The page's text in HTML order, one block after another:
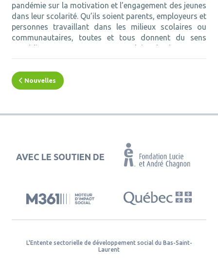
pandémie sur la motivation et l’engagement des jeunes
dans leur scolarité. Qu’ils soient parents, employeurs et
personnes travaillant dans les milieux scolaires ou
communautaires, toutes et tous donnent du sens
quotidiennement au parcours scolaire des jeunes par
leurs gestes, mots et conseils. Sens
comme orientation
en termes de
sentiment affectifs
pour la persévérance et la réussite éducative des
jeunes.
Nouvelles
AVEC LE SOUTIEN DE
L'Entente sectorielle de développement social du Bas-Saint-
Laurent